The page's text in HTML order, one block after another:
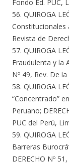
Fondo Ed. PUC,
56. QUIROGA
Constitucionales
Revista de
57. QUIROGA
Fraudulenta y la
Nº 49, Rev. De
58. QUIROGA
“Concentrado”
Peruano;
PUC del Perú,
59. QUIROGA
Barreras
DERECHO Nº